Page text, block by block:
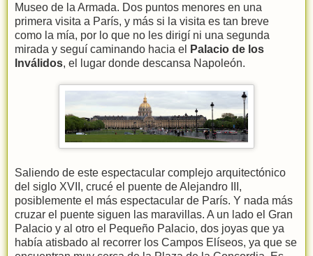
Museo de la Armada. Dos puntos menores en una
primera visita a París, y más si la visita es tan breve
como la mía, por lo que no les dirigí ni una segunda
mirada y seguí caminando hacia el
Palacio de los
Inválidos, el lugar donde descansa Napoleón.
Saliendo de este espectacular complejo arquitectónico
del siglo XVII, crucé el puente de Alejandro III,
posiblemente el más espectacular de París. Y nada más
cruzar el puente siguen las maravillas. A un lado el Gran
Palacio y al otro el Pequeño Palacio, dos joyas que ya
había atisbado al recorrer los Campos Elíseos, ya que se